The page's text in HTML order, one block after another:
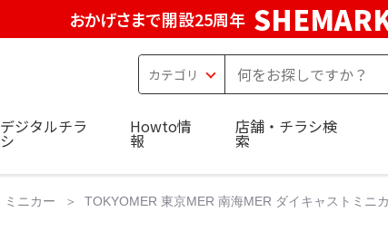
おかげさまで開設25周年
デジタルチラ
シ
Howto情
報
店舗・チラシ検
索
ミニカー TOKYOMER 東京MER 南海MER ダイキャストミ